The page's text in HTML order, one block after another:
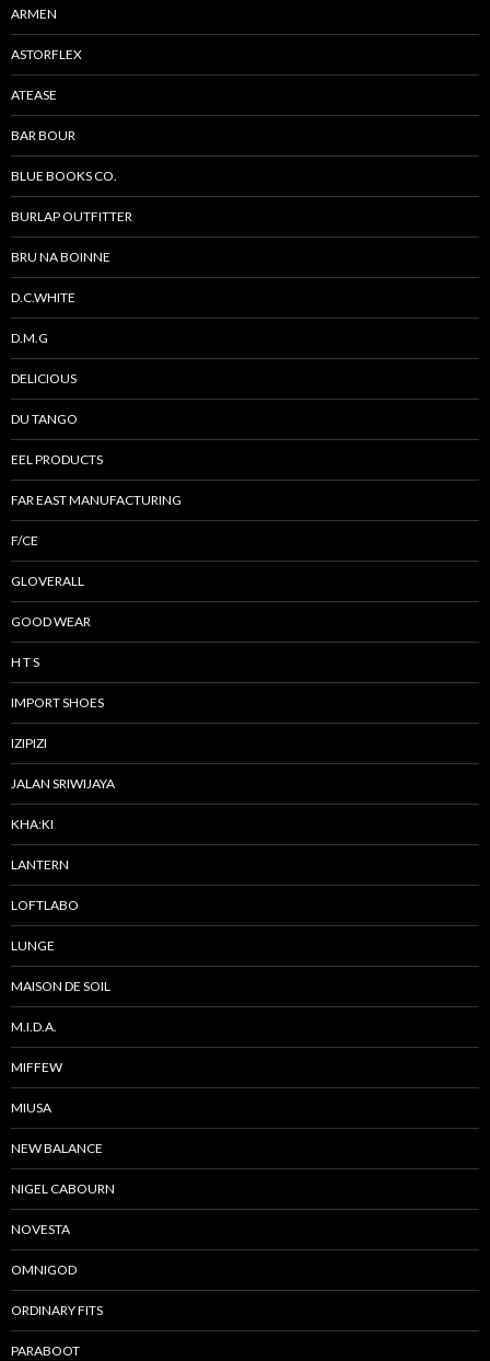
ー
シ
ョ
ン
ARMEN
ASTORFLEX
ATEASE
BAR BOUR
BLUE BOOKS CO.
BURLAP OUTFITTER
BRU NA BOINNE
D.C.WHITE
D.M.G
DELICIOUS
DU TANGO
EEL PRODUCTS
FAR EAST MANUFACTURING
F/CE
GLOVERALL
GOOD WEAR
H T S
IMPORT SHOES
IZIPIZI
JALAN SRIWIJAYA
KHA:KI
LANTERN
LOFTLABO
LUNGE
MAISON DE SOIL
M.I.D.A.
MIFFEW
MIUSA
NEW BALANCE
NIGEL CABOURN
NOVESTA
OMNIGOD
ORDINARY FITS
PARABOOT